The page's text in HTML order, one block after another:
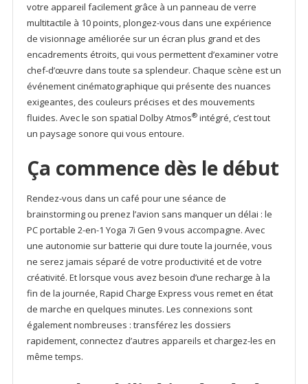
votre appareil facilement grâce à un panneau de verre
multitactile à 10 points, plongez-vous dans une expérience
de visionnage améliorée sur un écran plus grand et des
encadrements étroits, qui vous permettent d’examiner votre
chef-d’œuvre dans toute sa splendeur. Chaque scène est un
événement cinématographique qui présente des nuances
exigeantes, des couleurs précises et des mouvements
fluides. Avec le son spatial Dolby Atmos®intégré, c’est tout
un paysage sonore qui vous entoure.
Ça commence dès le début
Rendez-vous dans un café pour une séance de
brainstorming ou prenez l’avion sans manquer un délai : le
PC portable 2-en-1 Yoga 7i Gen 9 vous accompagne. Avec
une autonomie sur batterie qui dure toute la journée, vous
ne serez jamais séparé de votre productivité et de votre
créativité. Et lorsque vous avez besoin d’une recharge à la
fin de la journée, Rapid Charge Express vous remet en état
de marche en quelques minutes. Les connexions sont
également nombreuses : transférez les dossiers
rapidement, connectez d’autres appareils et chargez-les en
même temps.